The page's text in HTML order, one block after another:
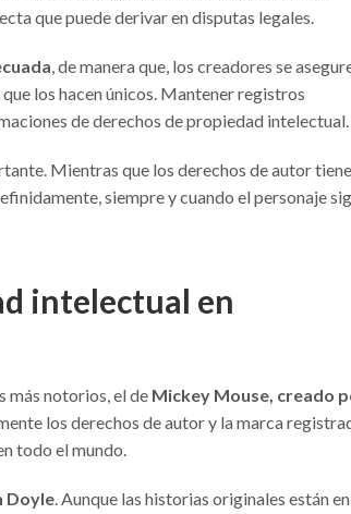
que puede derivar en disputas legales.
, de manera que, los creadores se
los hacen únicos. Mantener registros
de derechos de propiedad intelectual.
Mientras que los derechos de autor
siempre y cuando el personaje
intelectual en
más notorios, el de Mickey Mouse, creado
los derechos de autor y la marca
todo el mundo.
Doyle. Aunque las historias originales están en